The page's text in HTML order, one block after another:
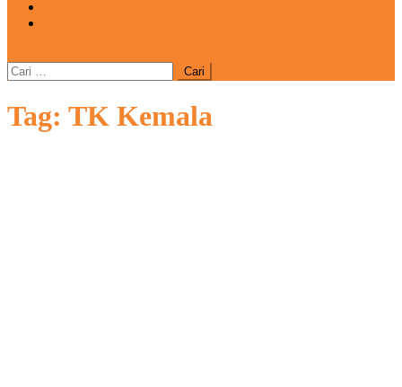
Cari
untuk:
Tag: TK Kemala